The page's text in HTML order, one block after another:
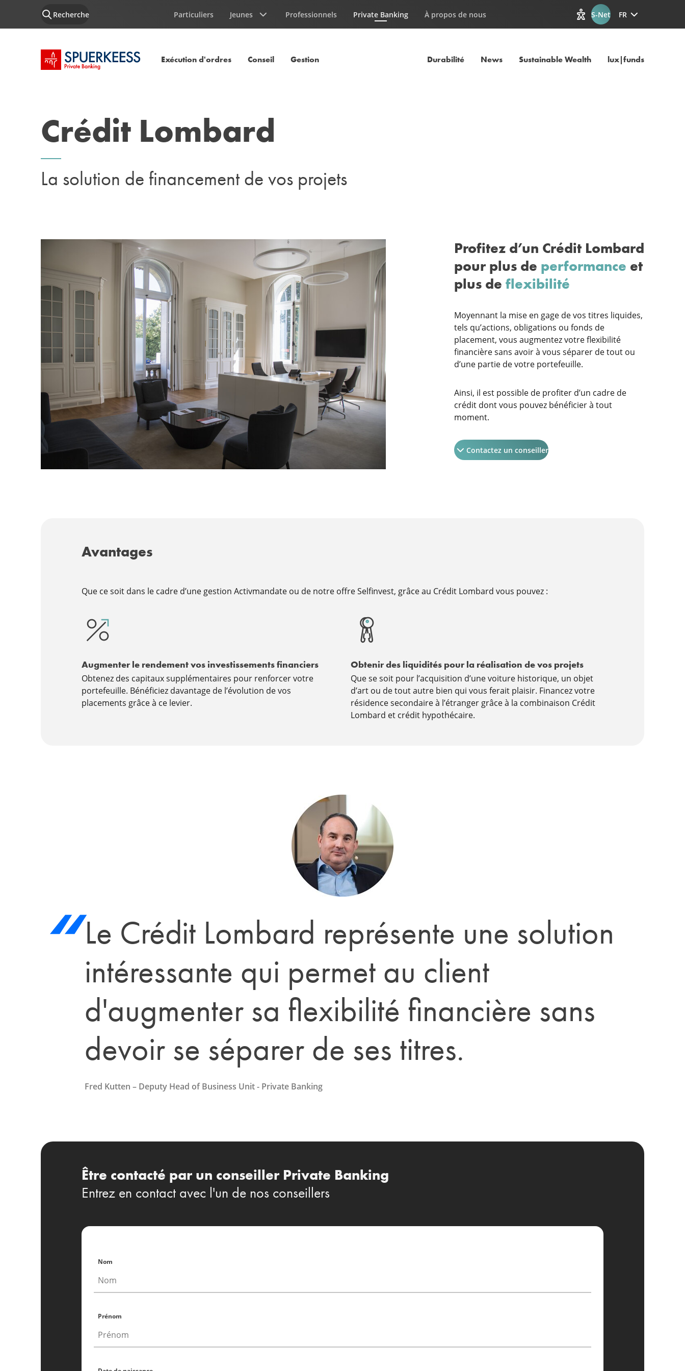
Recherche Particuliers Jeunes Professionnels Private Banking
Page courante À propos de nous Afficher les options
S-Net FR
Accueil SPUERKEESS Exécution d'ordres Conseil Gestion Durabilité News Sustainable Wealth lux|funds
Crédit Lombard
La solution de financement de vos projets
Profitez d’un Crédit Lombard
pour plus de performance et
plus de flexibilité
Moyennant la mise en gage de vos titres liquides,
tels qu’actions, obligations ou fonds de
placement, vous augmentez votre flexibilité
financière sans avoir à vous séparer de tout ou
d’une partie de votre portefeuille.
Ainsi, il est possible de profiter d’un cadre de
crédit dont vous pouvez bénéficier à tout
moment.
Contactez un conseiller
Avantages
Que ce soit dans le cadre d’une gestion Activmandate ou de notre offre Selfinvest, grâce au Crédit Lombard vous pouvez :
Augmenter le rendement vos investissements financiers
Obtenez des capitaux supplémentaires pour renforcer votre
portefeuille. Bénéficiez davantage de l’évolution de vos
placements grâce à ce levier.
Obtenir des liquidités pour la réalisation de vos projets
Que se soit pour l’acquisition d’une voiture historique, un objet
d’art ou de tout autre bien qui vous ferait plaisir. Financez votre
résidence secondaire à l’étranger grâce à la combinaison Crédit
Lombard et crédit hypothécaire.
Le Crédit Lombard représente une solution
intéressante qui permet au client
d'augmenter sa flexibilité financière sans
devoir se séparer de ses titres.
Fred Kutten – Deputy Head of Business Unit - Private Banking
Être contacté par un conseiller Private Banking
Entrez en contact avec l'un de nos conseillers
Nom
Prénom